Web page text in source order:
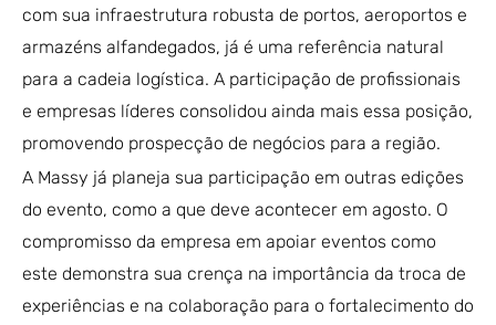
com sua infraestrutura robusta de portos, aeroportos e
armazéns alfandegados, já é uma referência natural
para a cadeia logística. A participação de profissionais
e empresas líderes consolidou ainda mais essa posição,
promovendo prospecção de negócios para a região.
A Massy já planeja sua participação em outras edições
do evento, como a que deve acontecer em agosto. O
compromisso da empresa em apoiar eventos como
este demonstra sua crença na importância da troca de
experiências e na colaboração para o fortalecimento do